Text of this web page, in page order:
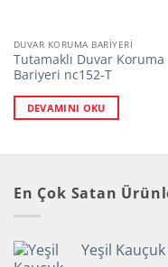
DUVAR KORUMA BARIYERI
Tutamaklı Duvar Koruma
Bariyeri nc152-T
DEVAMINI OKU
En Çok Satan
Yeşil